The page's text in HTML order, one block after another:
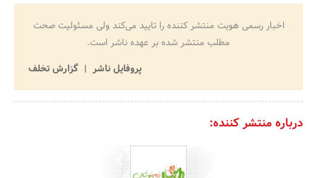
اخبار رسمی هویت منتشر کننده را تایید می‌کند ولی مسئولیت صحت
مطلب منتشر شده بر عهده ناشر است.
پروفایل ناشر
گزارش تخلف
درباره منتشر کننده: